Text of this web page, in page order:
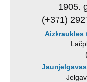
1905.
(+371)
Aizkraukles